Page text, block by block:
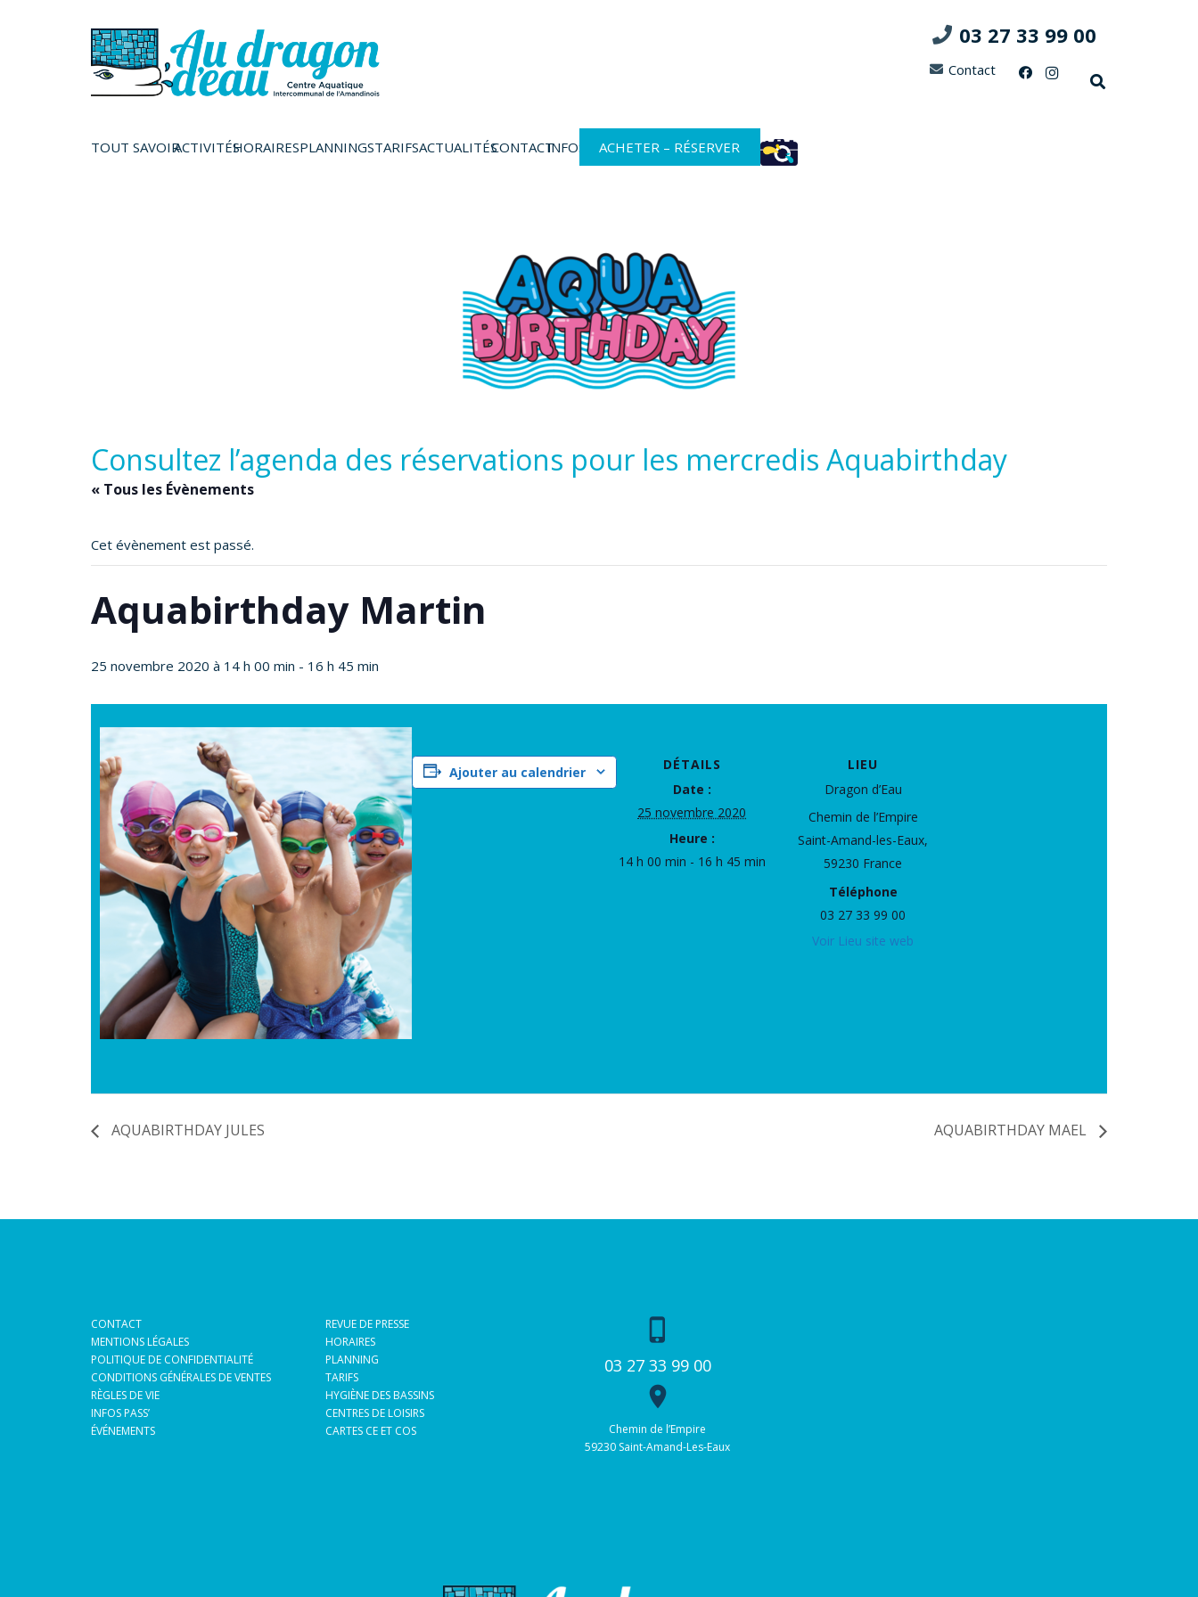
03 27 33 99 00
Contact
TOUT SAVOIRACTIVITÉSHORAIRESPLANNINGSTARIFSACTUALITÉSCONTACTINFOS ACHETER – RÉSERVER
Consultez l’agenda des réservations pour les mercredis Aquabirthday
« Tous les Évènements
Cet évènement est passé.
Aquabirthday Martin
25 novembre 2020 à 14 h 00 min - 16 h 45 min
Ajouter au calendrier
DÉTAILS
Date :
25 novembre 2020
Heure :
14 h 00 min - 16 h 45 min
LIEU
Dragon d’Eau
Chemin de l’Empire
Saint-Amand-les-Eaux,
59230 France
Téléphone
03 27 33 99 00
Voir Lieu site web
AQUABIRTHDAY JULES AQUABIRTHDAY MAEL
CONTACT
MENTIONS LÉGALES
POLITIQUE DE CONFIDENTIALITÉ
CONDITIONS GÉNÉRALES DE VENTES
RÈGLES DE VIE
INFOS PASS’
ÉVÉNEMENTS
REVUE DE PRESSE
HORAIRES
PLANNING
TARIFS
HYGIÈNE DES BASSINS
CENTRES DE LOISIRS
CARTES CE ET COS
phone_iphone
03 27 33 99 00
place
Chemin de l’Empire
59230 Saint-Amand-Les-Eaux